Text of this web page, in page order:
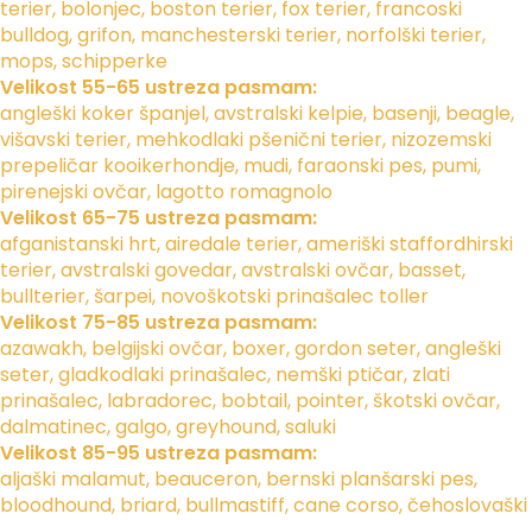
terier, bolonjec, boston terier, fox terier, francoski
bulldog, grifon, manchesterski terier, norfolški terier,
mops, schipperke
Velikost 55-65 ustreza pasmam:
angleški koker španjel, avstralski kelpie, basenji, beagle,
višavski terier, mehkodlaki pšenični terier, nizozemski
prepeličar kooikerhondje, mudi, faraonski pes, pumi,
pirenejski ovčar, lagotto romagnolo
Velikost 65-75 ustreza pasmam:
afganistanski hrt, airedale terier, ameriški staffordhirski
terier, avstralski govedar, avstralski ovčar, basset,
bullterier, šarpei, novoškotski prinašalec toller
Velikost 75-85 ustreza pasmam:
azawakh, belgijski ovčar, boxer, gordon seter, angleški
seter, gladkodlaki prinašalec, nemški ptičar, zlati
prinašalec, labradorec, bobtail, pointer, škotski ovčar,
dalmatinec, galgo, greyhound, saluki
Velikost 85-95 ustreza pasmam:
aljaški malamut, beauceron, bernski planšarski pes,
bloodhound, briard, bullmastiff, cane corso, čehoslovaški